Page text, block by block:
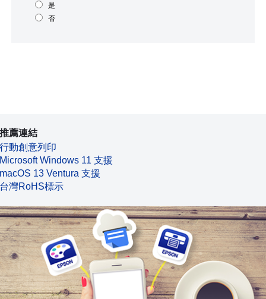
是
否
推薦連結
行動創意列印
Microsoft Windows 11 支援
macOS 13 Ventura 支援
台灣RoHS標示